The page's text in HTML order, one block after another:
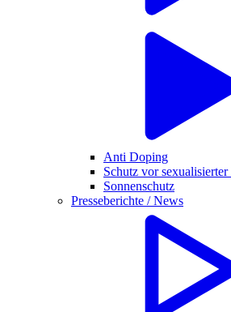
Anti Doping
Schutz vor
Sonnenschutz
Presseberichte / News